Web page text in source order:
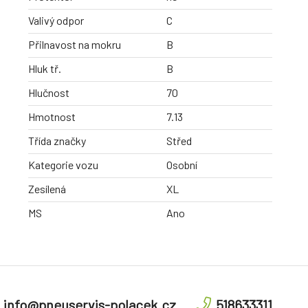
Valivý odpor
C
Přilnavost na mokru
B
Hluk tř.
B
Hlučnost
70
Hmotnost
7.13
Třída značky
Střed
Kategorie vozu
Osobní
Zesílená
XL
MS
Ano